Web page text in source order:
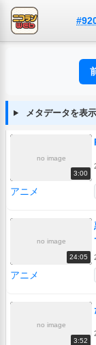
メタデータを表示
no image
3:00
アニメ
no image
24:05
アニメ
no image
3:52